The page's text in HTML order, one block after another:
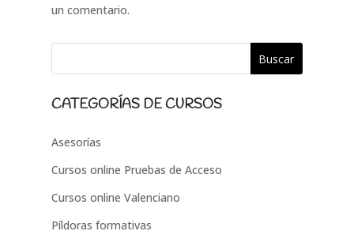
un comentario.
CATEGORÍAS DE CURSOS
Asesorías
Cursos online Pruebas de Acceso
Cursos online Valenciano
Píldoras formativas